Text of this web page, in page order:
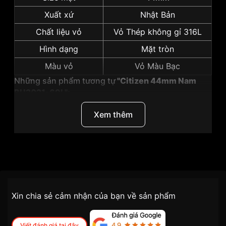
Xuất xứ
Nhật Bản
Chất liệu vỏ
Vỏ Thép không gỉ 316L
Hình dạng
Mặt tròn
Màu vỏ
Vỏ Màu Bạc
Những sản phẩm tương tự"Citizen 44mm Nam
Xem thêm
Đối tượng sử dụng Nam
tiện lợi –
nhanh chóng – minh bạch
Xin chia sẻ cảm nhận của bạn về sản phẩm